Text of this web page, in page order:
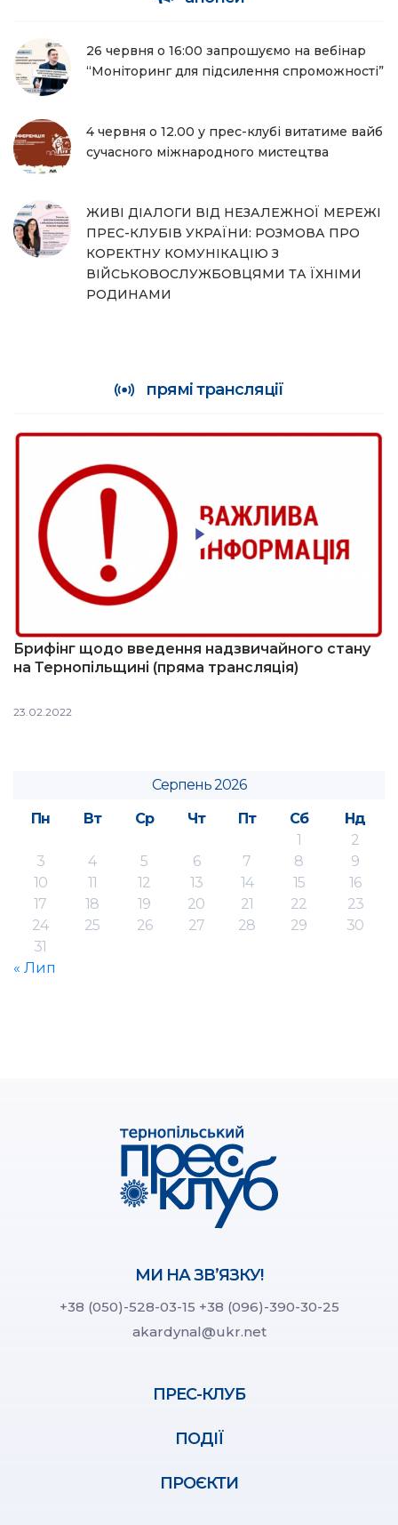
26 червня о 16:00 запрошуємо на вебінар
“Моніторинг для підсилення спроможності”
4 червня о 12.00 у прес-клубі витатиме вайб
сучасного міжнародного мистецтва
ЖИВІ ДІАЛОГИ ВІД НЕЗАЛЕЖНОЇ МЕРЕЖІ
ПРЕС-КЛУБІВ УКРАЇНИ: РОЗМОВА ПРО
КОРЕКТНУ КОМУНІКАЦІЮ З
ВІЙСЬКОВОСЛУЖБОВЦЯМИ ТА ЇХНІМИ
РОДИНАМИ
прямі трансляції
Брифінг щодо введення надзвичайного стану
на Тернопільщині (пряма трансляція)
23.02.2022
Серпень 2026
Пн
Вт Ср Чт Пт Сб
Нд
1
2
3
4 5 6 7 8
9
10
11 12 13 14 15
16
17
18 19 20 21 22
23
24
25 26 27 28 29
30
31
« Лип
МИ НА ЗВ’ЯЗКУ!
+38 (050)-528-03-15 +38 (096)-390-30-25
akardynal@ukr.net
ПРЕС-КЛУБ
ПОДІЇ
ПРОЄКТИ